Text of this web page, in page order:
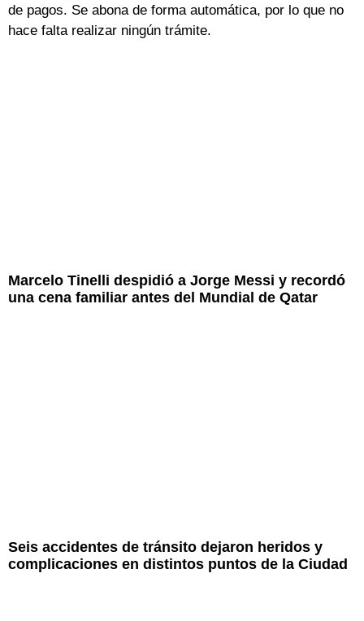
de pagos. Se abona de forma automática, por lo que no
hace falta realizar ningún trámite.
Marcelo Tinelli despidió a Jorge Messi y recordó
una cena familiar antes del Mundial de Qatar
Seis accidentes de tránsito dejaron heridos y
complicaciones en distintos puntos de la Ciudad